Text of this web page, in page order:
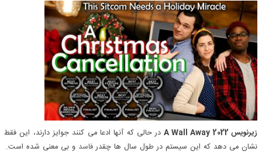
زیرنویس A Wall Away 2022
در حالی که آنها ادعا می کنند جوایز دارند، این فقط
نشان می دهد که این سیستم در طول سال ها چقدرفاسد و بی معنی شده است.